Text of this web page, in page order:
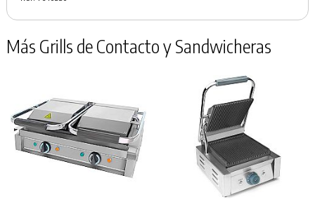
Más Grills de Contacto y Sandwicheras